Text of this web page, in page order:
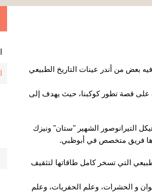
بعض من أندر عينات التاريخ الطبيعي
على قصة تطور كوكبنا، حيث يهدف إلى
التيرانوصور الشهير "ستان" ونيزك
فريق متخصص في أبوظبي.
التي تسخر كامل طاقاتها لتثقيف
و الحشرات، وعلم الحفريات، وعلم